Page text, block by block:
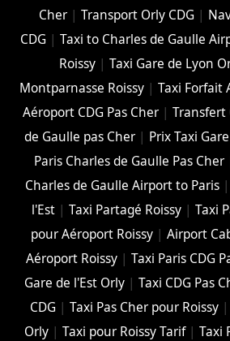
Cher |Transport Orly CDG |
CDG |Taxi to Charles de Gaulle
Roissy| Taxi Gare de Lyon
Montparnasse Roissy |Taxi Forfait
Aéroport CDG Pas Cher| Transfert
de Gaulle pas Cher| Prix Taxi
Paris Charles de Gaulle Pas Cher
Charles de Gaulle Airport to Paris|
l'Est |Taxi Partagé Roissy |Taxi
pour Aéroport Roissy| Airport
Aéroport Roissy| Taxi Paris CDG
Gare de l'Est Orly| Taxi CDG Pas
CDG |Taxi Pas Cher pour Roissy
Orly| Taxi pour Roissy Tarif| Taxi